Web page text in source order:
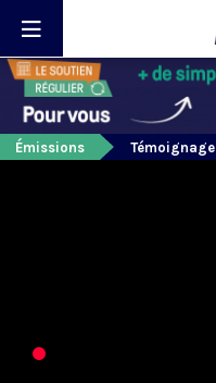
Émissions Témoignage